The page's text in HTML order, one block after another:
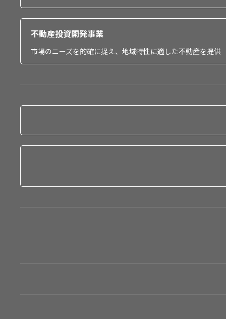
不動産投資開発事業
市場のニーズを的確に捉え、地域特性に適した不動産を提供